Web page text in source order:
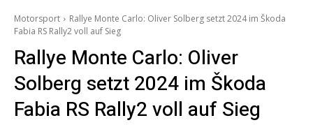
Motorsport
Rallye Monte Carlo: Oliver Solberg setzt 2024 im Škoda
Fabia RS Rally2 voll auf Sieg
Rallye Monte Carlo: Oliver
Solberg setzt 2024 im Škoda
Fabia RS Rally2 voll auf Sieg